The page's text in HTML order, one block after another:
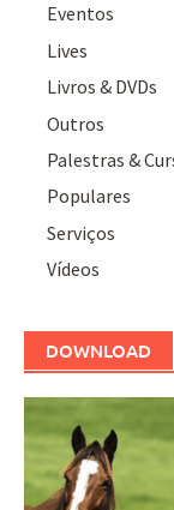
Eventos
Lives
Livros & DVDs
Outros
Palestras &
Populares
Serviços
Vídeos
DOWNLOAD